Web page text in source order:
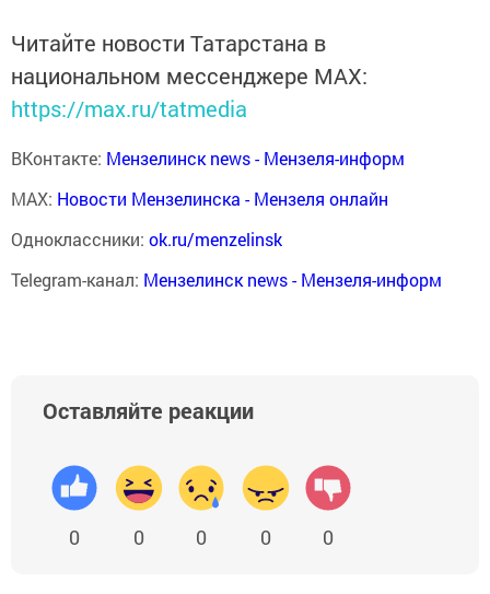
Читайте новости Татарстана в
национальном мессенджере MАХ:
https://max.ru/tatmedia
ВКонтакте: Мензелинск news - Мензеля-информ
MAX: Новости Мензелинска - Мензеля онлайн
Одноклассники: ok.ru/menzelinsk
Telegram-канал: Мензелинск news - Мензеля-информ
Оставляйте реакции
0 0 0 0 0